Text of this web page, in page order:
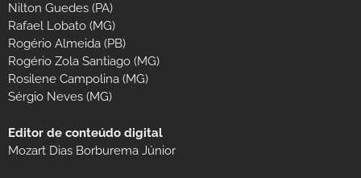
Nilton Guedes (PA)
Rafael Lobato (MG)
Rogério Almeida (PB)
Rogério Zola Santiago (MG)
Rosilene Campolina (MG)
Sérgio Neves (MG)
Editor de conteúdo digital
Mozart Dias Borburema Júnior